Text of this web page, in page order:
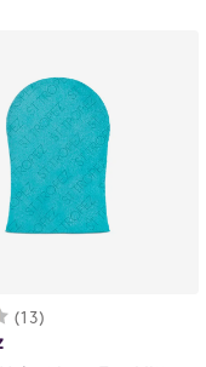
(13)
av 5 mulige